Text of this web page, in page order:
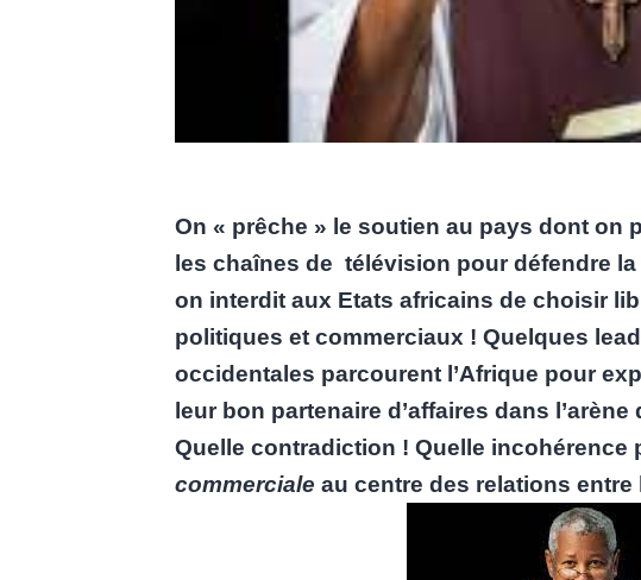
On « prêche » le soutien au pays dont on
les chaînes de télévision pour défendre
on interdit aux Etats africains de choisir
politiques et commerciaux ! Quelques
occidentales parcourent l’Afrique pour
leur bon partenaire d’affaires dans
Quelle contradiction ! Quelle incohérence
commerciale au centre des relations